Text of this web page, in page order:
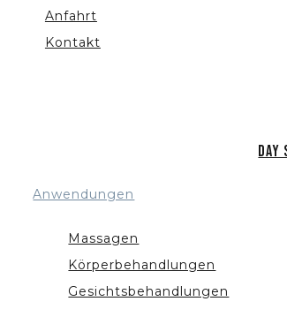
Anfahrt
Kontakt
Anwendungen
Massagen
Körperbehandlungen
Gesichtsbehandlungen
Day